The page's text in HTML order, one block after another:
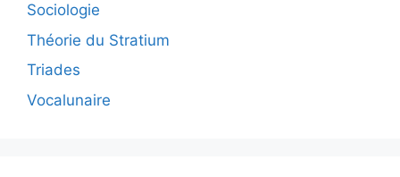
Sociologie
Théorie du Stratium
Triades
Vocalunaire